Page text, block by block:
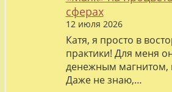
сферах
12 июля 2026
Катя, я просто в
практики! Для меня
денежным магнитом,
Даже не знаю,…